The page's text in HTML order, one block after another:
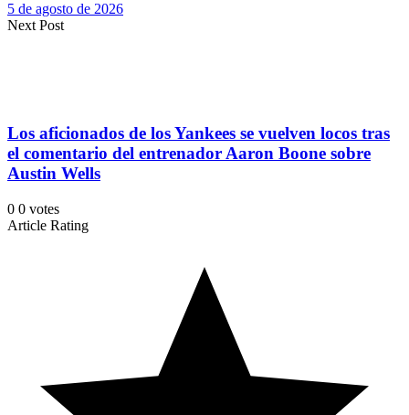
5 de agosto de 2026
Next Post
Los aficionados de los Yankees se vuelven locos tras
el comentario del entrenador Aaron Boone sobre
Austin Wells
0 0 votes
Article Rating